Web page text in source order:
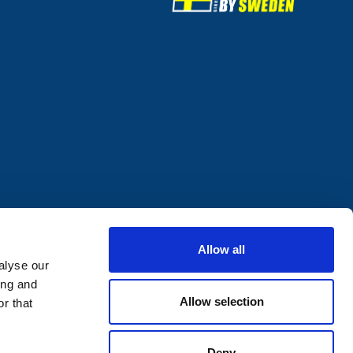
our
and
that
Allow all
Allow selection